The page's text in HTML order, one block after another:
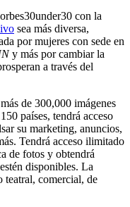
con la
sea más diversa,
por mujeres con sede en
y más por cambiar la
a través del
de 300,000 imágenes
países, tendrá acceso
su marketing, anuncios,
Tendrá acceso ilimitado
de fotos y obtendrá
disponibles. La
teatral, comercial, de